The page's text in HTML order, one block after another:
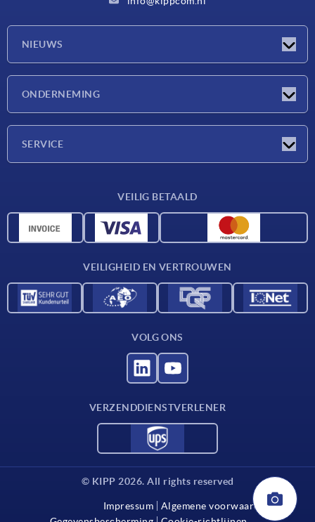
NIEUWS
ONDERNEMING
SERVICE
CAD-gegevens
VEILIG BETAALD
VEILIGHEID EN VERTROUWEN
VOLG ONS
VERZENDDIENSTVERLENER
© KIPP 2026. All rights reserved
Impressum
Algemene voorwaarden